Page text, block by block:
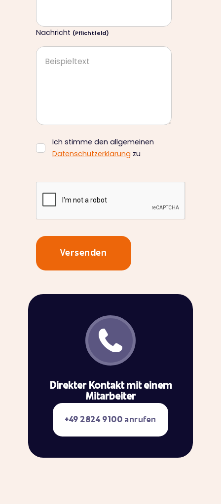
Nachricht (Pflichtfeld)
Ich stimme den allgemeinen
Datenschutzerklärung zu
Direkter Kontakt mit einem
Mitarbeiter
+49 2824 9100 anrufen